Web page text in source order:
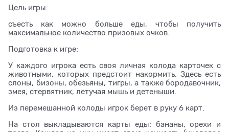
Цель игры:
съесть как можно больше еды, чтобы получить
максимальное количество призовых очков.
Подготовка к игре:
У каждого игрока есть своя личная колода карточек с
животными, которых предстоит накормить. Здесь есть
слоны, бизоны, обезьяны, тигры, а также бородавочник,
змея, стервятник, летучая мышь и детеныши.
Из перемешанной колоды игрок берет в руку 6 карт.
На стол выкладываются карты еды: бананы, орехи и